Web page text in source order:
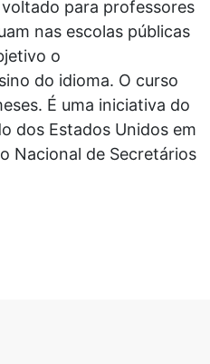
para professores
nas escolas públicas
o
do idioma. O curso
É uma iniciativa do
dos Estados Unidos em
Nacional de Secretários